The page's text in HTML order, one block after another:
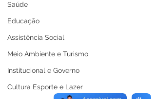
Saúde
Educação
Assistência Social
Meio Ambiente e Turismo
Institucional e Governo
Cultura Esporte e Lazer